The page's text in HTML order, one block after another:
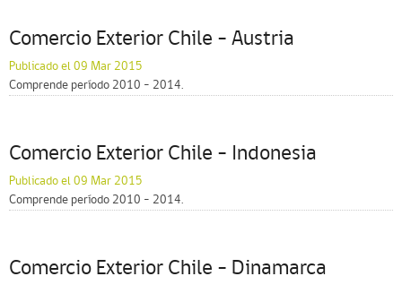
Comercio Exterior Chile – Austria
Publicado el 09 Mar 2015
Comprende período 2010 – 2014.
Comercio Exterior Chile – Indonesia
Publicado el 09 Mar 2015
Comprende período 2010 – 2014.
Comercio Exterior Chile – Dinamarca